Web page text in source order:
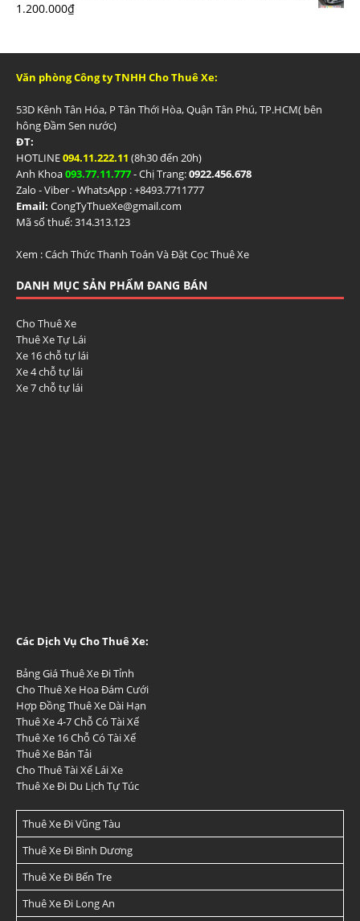
1.200.000₫
Văn phòng Công ty TNHH Cho Thuê Xe:
53D Kênh Tân Hóa, P Tân Thới Hòa, Quận Tân Phú, TP.HCM( bên
hông Đầm Sen nước)
ĐT:
HOTLINE094.11.222.11 (8h30 đến 20h)
Anh Khoa093.77.11.777- Chị Trang:0922.456.678
Zalo - Viber - WhatsApp : +8493.7711777
Email: CongTyThueXe@gmail.com
Mã số thuế: 314.313.123
Xem :Cách Thức Thanh Toán Và Đặt Cọc Thuê Xe
DANH MỤC SẢN PHẨM ĐANG BÁN
Cho Thuê Xe
Thuê Xe Tự Lái
Xe 16 chỗ tự lái
Xe 4 chỗ tự lái
Xe 7 chỗ tự lái
Các Dịch Vụ Cho Thuê Xe:
Bảng Giá Thuê Xe Đi Tỉnh
Cho Thuê Xe Hoa Đám Cưới
Hợp Đồng Thuê Xe Dài Hạn
Thuê Xe 4-7 Chỗ Có Tài Xế
Thuê Xe 16 Chỗ Có Tài Xế
Thuê Xe Bán Tải
Cho Thuê Tài Xế Lái Xe
Thuê Xe Đi Du Lịch Tự Túc
Thuê Xe Đi Vũng Tàu
Thuê Xe Đi Bình Dương
Thuê Xe Đi Bến Tre
Thuê Xe Đi Long An